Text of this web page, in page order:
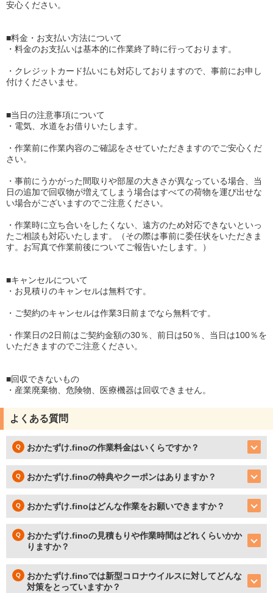
安心ください。
■料金・お支払い方法について
・料金のお支払いは基本的に作業終了時に行っております。
・クレジットカード払いにも対応しておりますので、事前にお申し
付けくださいませ。
■当日の注意事項について
・電気、水道をお借りいたします。
・作業前に作業内容のご確認をさせていただきますのでご安心くだ
さい。
・事前にうかがった間取りや部屋の大きさが異なっている場合、当
日の追加で回収物が増えてしまう場合はすべての荷物を運び出せな
い場合がございますのでご注意ください。
・作業時に立ち合いをしたくない、遠方のため対応できないといっ
たご相談も対応いたします。（その際は事前に委任状をいただきま
す。お写真で作業前後についてご報告いたします。）
■キャンセルについて
・お見積りのキャンセルは無料です。
・ご契約のキャンセルは作業3日前までなら無料です。
・作業日の2日前はご契約金額の30％、前日は50％、当日は100％を
いただきますのでご注意ください。
■回収できないもの
・産業廃棄物、危険物、医療機器は回収できません。
よくある質問
おかたずけ.finoの作業料金はいくらですか？
おかたずけ.finoの特典やクーポンはありますか？
おかたずけ.finoはどんな作業をお願いできますか？
おかたずけ.finoの見積もりや作業時間はどれくらいかか
りますか？
おかたずけ.finoでは新型コロナウイルスに対してどんな
対策をとっていますか？